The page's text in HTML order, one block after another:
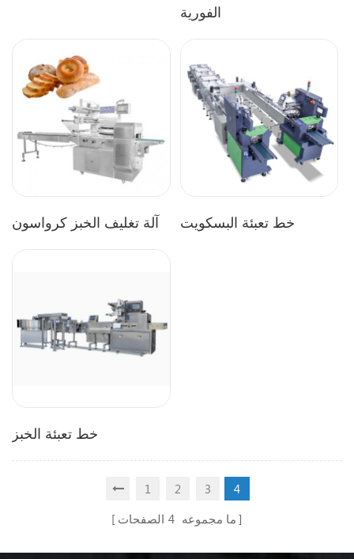
الفورية
آلة تغليف الخبز كرواسون خط تعبئة البسكويت
خط تعبئة الخبز
1 2 3
4
ما مجموعه 4 الصفحات